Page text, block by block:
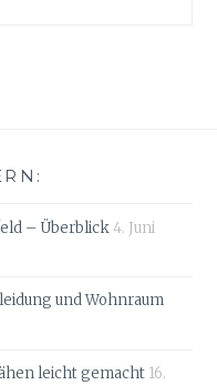
– Überblick4. Juni
und Wohnraum
leicht gemacht 16.